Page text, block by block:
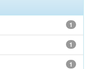
1
1
1